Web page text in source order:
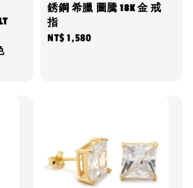
銹鋼 希臘 圖騰 18K 金 戒
指
Regular
NT$ 1,580